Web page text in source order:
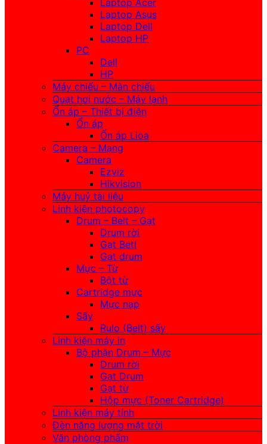
Laptop Acer
Laptop Asus
Laptop Dell
Laptop HP
PC
Dell
HP
Máy chiếu – Màn chiếu
Quạt hơi nước – Máy lạnh
Ổn áp – Thiết bị điện
Ổn áp
Ổn áp Lioa
Camera – Mạng
Camera
Ezviz
Hikvision
Máy huỷ tài liệu
Linh kiện photocopy
Drum – Belt – Gạt
Drum rời
Gạt Betl
Gạt drum
Mực – Từ
Bột từ
Cartridge mực
Mực nạp
Sấy
Rulo (Belt) sấy
Linh kiện máy in
Bộ phận Drum – Mực
Drum rời
Gạt Drum
Gạt từ
Hộp mực (Toner Cartridge)
Linh kiện máy tính
Đèn năng lượng mặt trời
Văn phòng phẩm